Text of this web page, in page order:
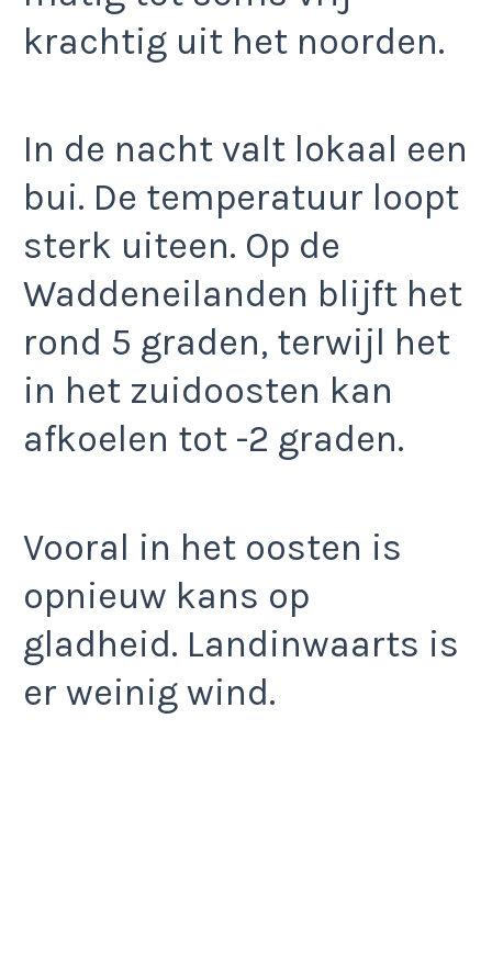
krachtig uit het noorden.
In de nacht valt lokaal een
bui. De temperatuur loopt
sterk uiteen. Op de
Waddeneilanden blijft het
rond 5 graden, terwijl het
in het zuidoosten kan
afkoelen tot -2 graden.
Vooral in het oosten is
opnieuw kans op
gladheid. Landinwaarts is
er weinig wind.